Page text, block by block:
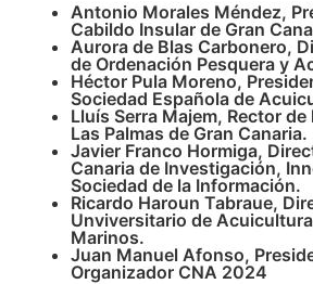
Antonio Morales Méndez,
Cabildo Insular de Gran
Aurora de Blas Carbonero,
de Ordenación Pesquera y
Héctor Pula Moreno,
Sociedad Española de
Lluís Serra Majem, Rector
Las Palmas de Gran Canaria.
Javier Franco Hormiga,
Canaria de Investigación,
Sociedad de la Información.
Ricardo Haroun Tabraue,
Unviversitario de
Marinos.
Juan Manuel Afonso,
Organizador CNA 2024